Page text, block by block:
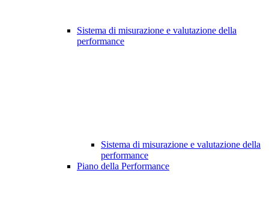
Sistema di misurazione e valutazione della
performance
Sistema di misurazione e valutazione della
performance
Piano della Performance